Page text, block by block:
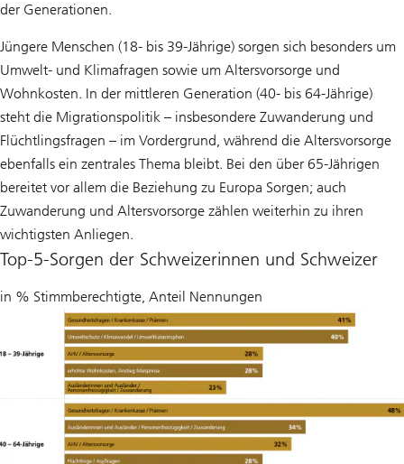
der Generationen.
Jüngere Menschen (18- bis 39-Jährige) sorgen sich besonders um
Umwelt- und Klimafragen sowie um Altersvorsorge und
Wohnkosten. In der mittleren Generation (40- bis 64-Jährige)
steht die Migrationspolitik – insbesondere Zuwanderung und
Flüchtlingsfragen – im Vordergrund, während die Altersvorsorge
ebenfalls ein zentrales Thema bleibt. Bei den über 65-Jährigen
bereitet vor allem die Beziehung zu Europa Sorgen; auch
Zuwanderung und Altersvorsorge zählen weiterhin zu ihren
wichtigsten Anliegen.
Top-5-Sorgen der Schweizerinnen und Schweizer
in % Stimmberechtigte, Anteil Nennungen